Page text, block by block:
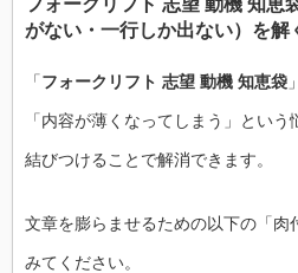
がない・一行しか出ない）を解
「フォークリフト 志望 動機 知恵袋
「内容が薄くなってしまう」とい
結びつけることで解消できます。
文章を膨らませるための以下の「肉
みてください。